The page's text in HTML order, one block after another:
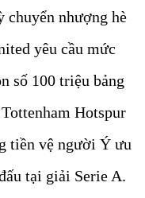
chuyển nhượng hè
yêu cầu mức
số 100 triệu bảng
Hotspur
tiền vệ người Ý ưu
tại giải Serie A.